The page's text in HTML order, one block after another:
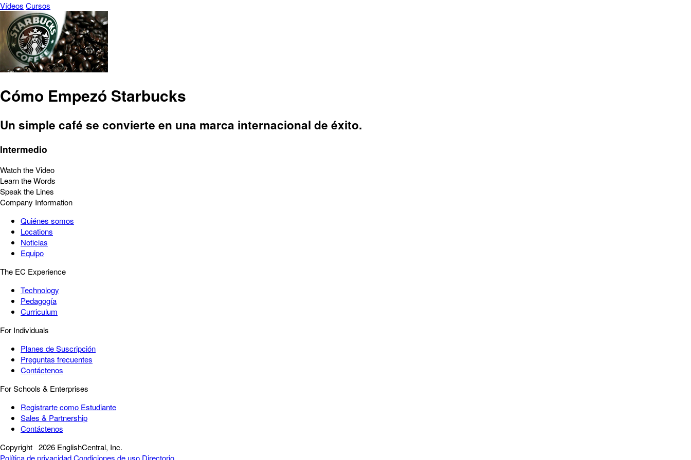
Vídeos Cursos
Cómo Empezó Starbucks
Un simple café se convierte en una marca internacional de éxito.
Intermedio
Watch the Video
Learn the Words
Speak the Lines
Company Information
Quiénes somos
Locations
Noticias
Equipo
The EC Experience
Technology
Pedagogía
Curriculum
For Individuals
Planes de Suscripción
Preguntas frecuentes
Contáctenos
For Schools & Enterprises
Registrarte como Estudiante
Sales & Partnership
Contáctenos
Copyright 2026 EnglishCentral, Inc.